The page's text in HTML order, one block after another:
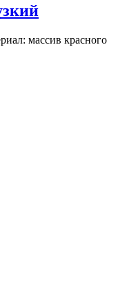
массив красного